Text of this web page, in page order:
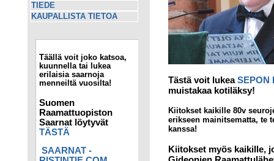
TIEDE
KAUPALLISTA TIETOA
Täällä voit joko katsoa,
kuunnella tai lukea
erilaisia saarnoja
menneiltä vuosilta!
Suomen
Raamattuopiston
Saarnat löytyvät
TÄSTÄ
SAARNAT -
Tästä voit lukeaSEPON
muistakaa kotiläksy!
Kiitokset kaikille 80v
erikseen mainitsematta, te
kanssa!
Kiitokset myös kaikille,